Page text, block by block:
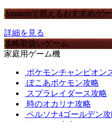
Amazonで買えるおすすめゲ
詳細を見る
攻略取扱いゲーム
家庭用ゲーム機
ポケモンチャンピオン
ぽこあポケモン攻略
スプラレイダース攻略
時のオカリナ攻略
ペルソナ4ゴールデン攻